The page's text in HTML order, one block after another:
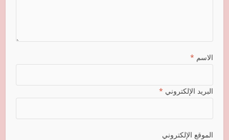
الاسم *
البريد الإلكتروني *
الموقع الإلكتروني